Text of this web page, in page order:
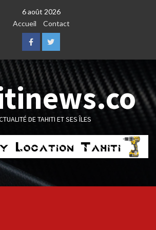
6 août 2026
Accueil
Contact
FacebookTwitter
DE TAHITI ET SES ÎLES